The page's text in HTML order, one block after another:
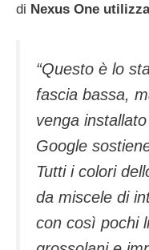
di Nexus One
“Questo è lo
fascia bassa,
venga installato
Google
Tutti i colori
da miscele di
con così pochi